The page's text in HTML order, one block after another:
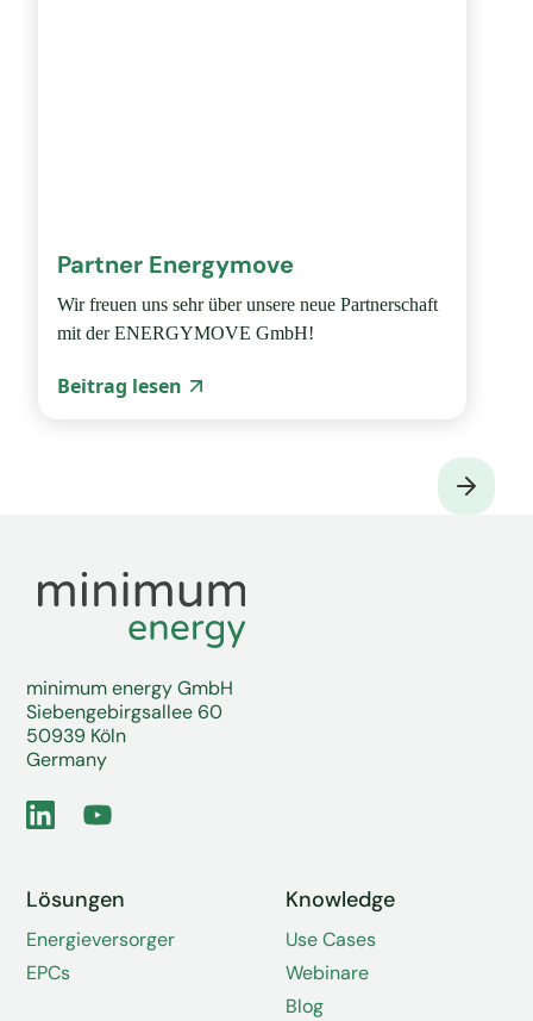
Partner Energymove
Wir freuen uns sehr über unsere neue Partnerschaft
mit der ENERGYMOVE GmbH!
Beitrag lesen
minimum energy GmbH
Siebengebirgsallee 60
50939 Köln
Germany
Lösungen
Energieversorger
EPCs
Knowledge
Use Cases
Webinare
Blog